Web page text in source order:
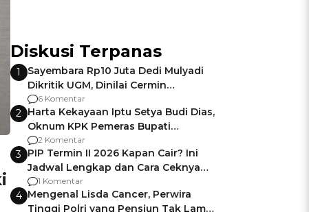
Diskusi Terpanas
1
Sayembara Rp10 Juta Dedi Mulyadi
Dikritik UGM, Dinilai Cermin
Gagalnya Negara Jamin Keamanan
6 Komentar
2 Harta Kekayaan Iptu Setya Budi Dias,
Oknum KPK Pemeras Bupati
Pemalang
2 Komentar
3 PIP Termin II 2026 Kapan Cair? Ini
Jadwal Lengkap dan Cara Ceknya
agar Dana Tidak Hangus!
1 Komentar
4 Mengenal Lisda Cancer, Perwira
Tinggi Polri yang Pensiun Tak Lama